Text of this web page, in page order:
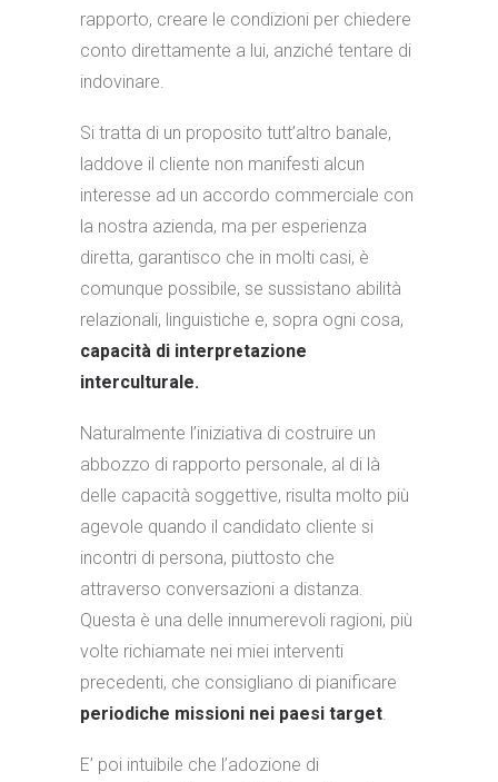
rapporto, creare le condizioni per chiedere
conto direttamente a lui, anziché tentare di
indovinare.
Si tratta di un proposito tutt’altro banale,
laddove il cliente non manifesti alcun
interesse ad un accordo commerciale con
la nostra azienda, ma per esperienza
diretta, garantisco che in molti casi, è
comunque possibile, se sussistano abilità
relazionali, linguistiche e, sopra ogni cosa,
capacità di interpretazione
interculturale.
Naturalmente l’iniziativa di costruire un
abbozzo di rapporto personale, al di là
delle capacità soggettive, risulta molto più
agevole quando il candidato cliente si
incontri di persona, piuttosto che
attraverso conversazioni a distanza.
Questa è una delle innumerevoli ragioni, più
volte richiamate nei miei interventi
precedenti, che consigliano di pianificare
periodiche missioni nei paesi target.
E’ poi intuibile che l’adozione di